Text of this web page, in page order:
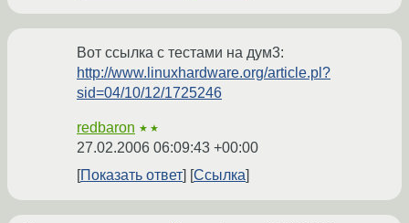
Вот ссылка с тестами на дум3:
http://www.linuxhardware.org/article.pl?
sid=04/10/12/1725246
redbaron ★★
27.02.2006 06:09:43 +00:00
Показать ответ
Ссылка